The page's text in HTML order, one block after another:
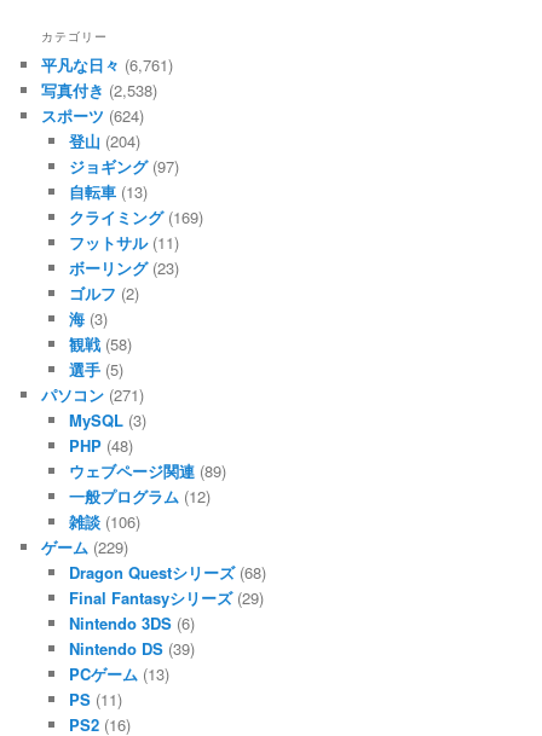
カテゴリー
平凡な日々 (6,761)
写真付き (2,538)
スポーツ (624)
登山 (204)
ジョギング(97)
自転車(13)
クライミング(169)
フットサル(11)
ボーリング(23)
ゴルフ (2)
海(3)
観戦(58)
選手(5)
パソコン (271)
MySQL(3)
PHP(48)
ウェブページ関連(89)
一般プログラム(12)
雑談(106)
ゲーム (229)
Dragon Questシリーズ(68)
Final Fantasyシリーズ(29)
Nintendo 3DS(6)
Nintendo DS(39)
PCゲーム(13)
PS(11)
PS2(16)